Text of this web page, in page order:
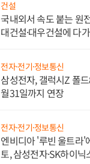
건설
국내외서 속도 붙는 원
대건설·대우건설에 다
전자·전기·정보통신
삼성전자, 갤럭시Z 폴
월31일까지 연장
전자·전기·정보통신
엔비디아 '루빈 울트라'
토, 삼성전자·SK하이